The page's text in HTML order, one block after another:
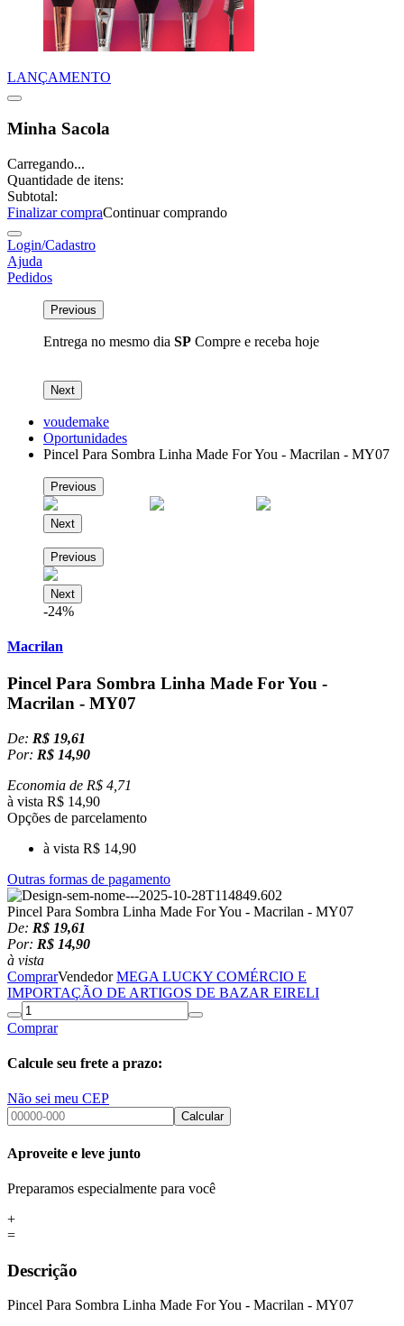
LANÇAMENTO
Minha Sacola
Carregando...
Quantidade de itens:
Subtotal:
Finalizar compraContinuar comprando
Login/Cadastro
Ajuda
Pedidos
Previous
Entrega no mesmo dia SP Compre e receba hoje
Next
voudemake
Oportunidades
Pincel Para Sombra Linha Made For You - Macrilan - MY07
Previous
Next
Previous
Next
-24%
Macrilan
Pincel Para Sombra Linha Made For You -
Macrilan - MY07
De: R$ 19,61
Por: R$ 14,90
Economia de R$ 4,71
à vista R$ 14,90
Opções de parcelamento
à vista R$ 14,90
Outras formas de pagamento
Pincel Para Sombra Linha Made For You - Macrilan - MY07
De: R$ 19,61
Por: R$ 14,90
à vista
ComprarVendedor MEGA LUCKY COMÉRCIO E
IMPORTAÇÃO DE ARTIGOS DE BAZAR EIRELI
Comprar
Calcule seu frete a prazo:
Não sei meu CEP
Calcular
Aproveite e leve junto
Preparamos especialmente para você
+
=
Descrição
Pincel Para Sombra Linha Made For You - Macrilan - MY07